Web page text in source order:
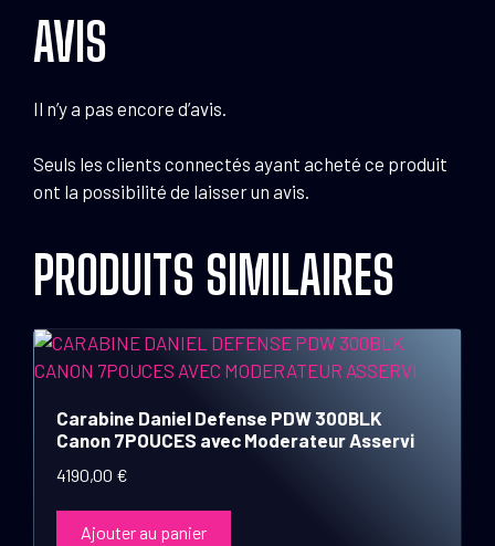
AVIS
Il n’y a pas encore d’avis.
Seuls les clients connectés ayant acheté ce produit
ont la possibilité de laisser un avis.
PRODUITS SIMILAIRES
Carabine Daniel Defense PDW 300BLK
Canon 7POUCES avec Moderateur Asservi
4190,00 €
Ajouter au panier